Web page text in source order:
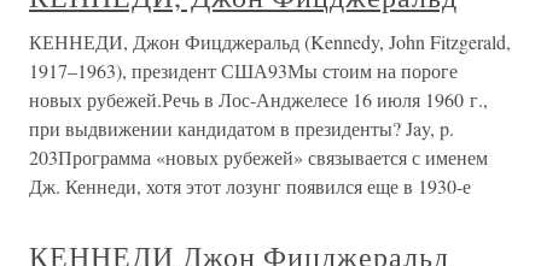
КЕННЕДИ, Джон Фицджеральд (Kennedy, John Fitzgerald,
1917–1963), президент США93Мы стоим на пороге
новых рубежей.Речь в Лос-Анджелесе 16 июля 1960 г.,
при выдвижении кандидатом в президенты? Jay, p.
203Программа «новых рубежей» связывается с именем
Дж. Кеннеди, хотя этот лозунг появился еще в 1930-е
КЕННЕДИ Джон Фицджеральд